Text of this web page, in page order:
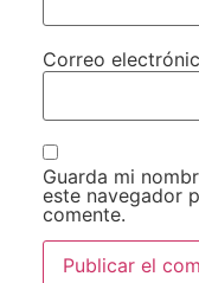
Correo
Guarda mi
este navegador
comente.